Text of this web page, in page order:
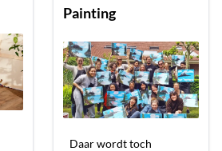
Painting
Daar wordt toch